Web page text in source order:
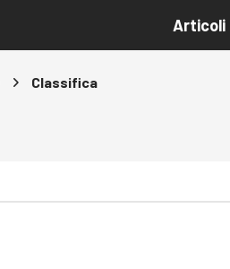
Articoli
Classifica